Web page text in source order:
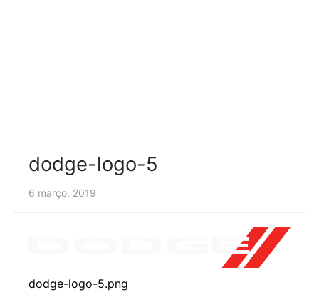
dodge-logo-5
6 março, 2019
dodge-logo-5.png